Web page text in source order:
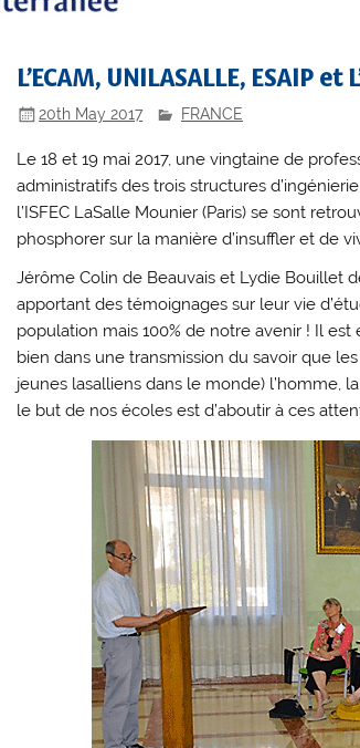
L’ECAM, UNILASALLE, ESAIP
20th May 2017 FRANCE
Le 18 et 19 mai 2017, une vingtaine de
administratifs des trois structures
l’ISFEC LaSalle Mounier (Paris) se sont
phosphorer sur la manière d’insuffler et de
Jérôme Colin de Beauvais et Lydie Bouillet
apportant des témoignages sur leur vie
population mais 100% de notre avenir ! Il
bien dans une transmission du savoir que
jeunes lasalliens dans le monde) l’homme,
le but de nos écoles est d’aboutir à ces